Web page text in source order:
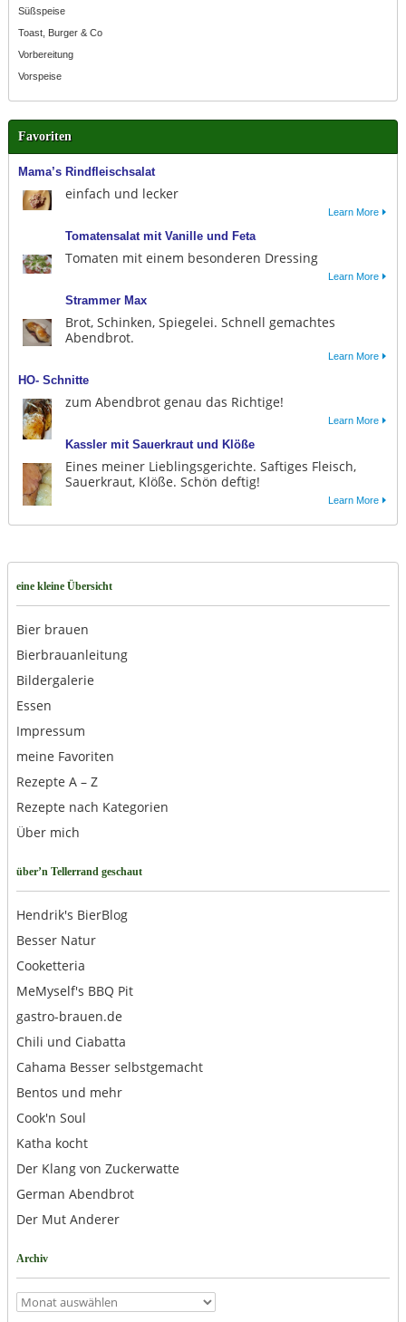
Süßspeise
Toast, Burger & Co
Vorbereitung
Vorspeise
Favoriten
Mama’s Rindfleischsalat
einfach und lecker
Learn More
Tomatensalat mit Vanille und Feta
Tomaten mit einem besonderen Dressing
Learn More
Strammer Max
Brot, Schinken, Spiegelei. Schnell gemachtes
Abendbrot.
Learn More
HO- Schnitte
zum Abendbrot genau das Richtige!
Learn More
Kassler mit Sauerkraut und Klöße
Eines meiner Lieblingsgerichte. Saftiges Fleisch,
Sauerkraut, Klöße. Schön deftig!
Learn More
eine kleine Übersicht
Bier brauen
Bierbrauanleitung
Bildergalerie
Essen
Impressum
meine Favoriten
Rezepte A – Z
Rezepte nach Kategorien
Über mich
über’n Tellerrand geschaut
Hendrik's BierBlog
Besser Natur
Cooketteria
MeMyself's BBQ Pit
gastro-brauen.de
Chili und Ciabatta
Cahama Besser selbstgemacht
Bentos und mehr
Cook'n Soul
Katha kocht
Der Klang von Zuckerwatte
German Abendbrot
Der Mut Anderer
Archiv
Archiv